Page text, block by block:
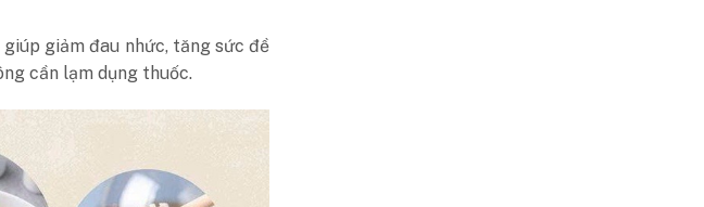
giảm đau nhức, tăng sức đề
cần lạm dụng thuốc.